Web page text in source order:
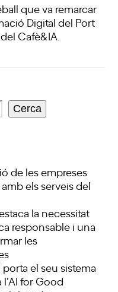
que va remarcar
Digital del Port
Cafè&IA.
Cerca
de les empreses
els serveis del
la necessitat
responsable i una
les
porta el seu sistema
l’AI for Good